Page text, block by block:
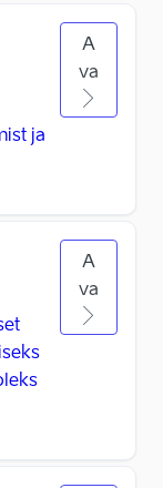
ja
A
va
A
va